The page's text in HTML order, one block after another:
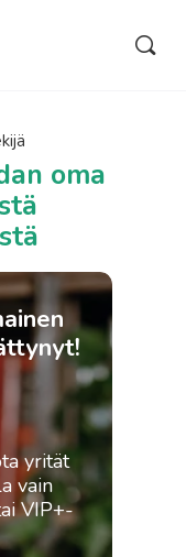
oma
yrität
vain
VIP+-